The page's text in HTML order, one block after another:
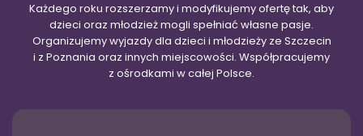
Każdego roku rozszerzamy i modyfikujemy ofertę tak, aby
dzieci oraz młodzież mogli spełniać własne pasje.
Organizujemy wyjazdy dla dzieci i młodzieży ze Szczecin
i z Poznania oraz innych miejscowości. Współpracujemy
z ośrodkami w całej Polsce.